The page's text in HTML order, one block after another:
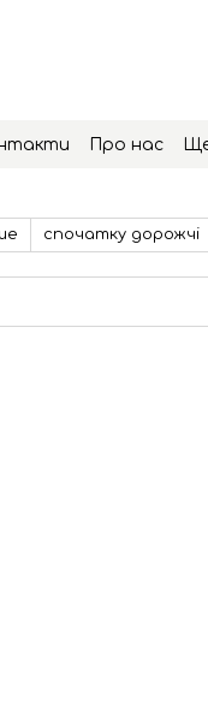
Про нас
спочатку дорожчі